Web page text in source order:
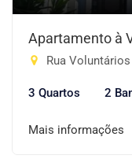
Apartamento à
Rua
3 Quartos 2
Mais informações